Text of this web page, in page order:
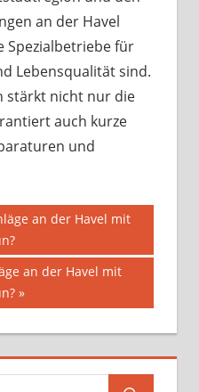
an der Havel
Spezialbetriebe für
Lebensqualität sind.
stärkt nicht nur die
auch kurze
und
an der Havel mit
an der Havel mit